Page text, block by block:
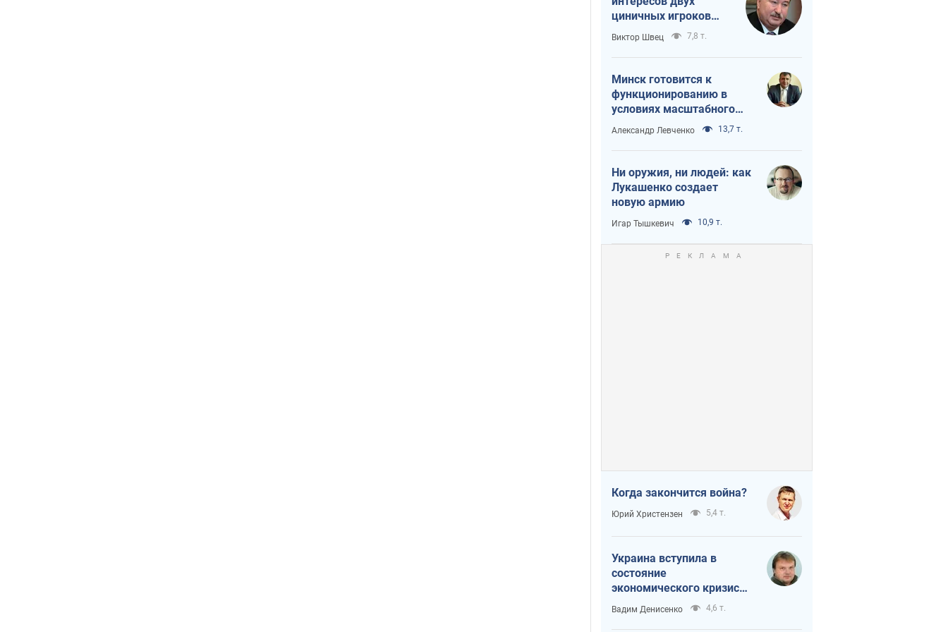
циничных игроков
или тайный план
Трампа и Путина?
Виктор Швец 7,8 т.
Минск готовится к
функционированию в
условиях масштабного
военного кризиса
Александр Левченко 13,7 т.
Ни оружия, ни людей: как
Лукашенко создает
новую армию
Игар Тышкевич 10,9 т.
Когда закончится война?
Юрий Христензен 5,4 т.
Украина вступила в
состояние
экономического кризиса.
Есть ли свет в конце
туннеля?
Вадим Денисенко 4,6 т.